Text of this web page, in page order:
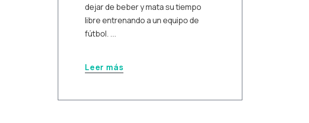
dejar de beber y mata su tiempo
libre entrenando a un equipo de
fútbol. ...
Leer más